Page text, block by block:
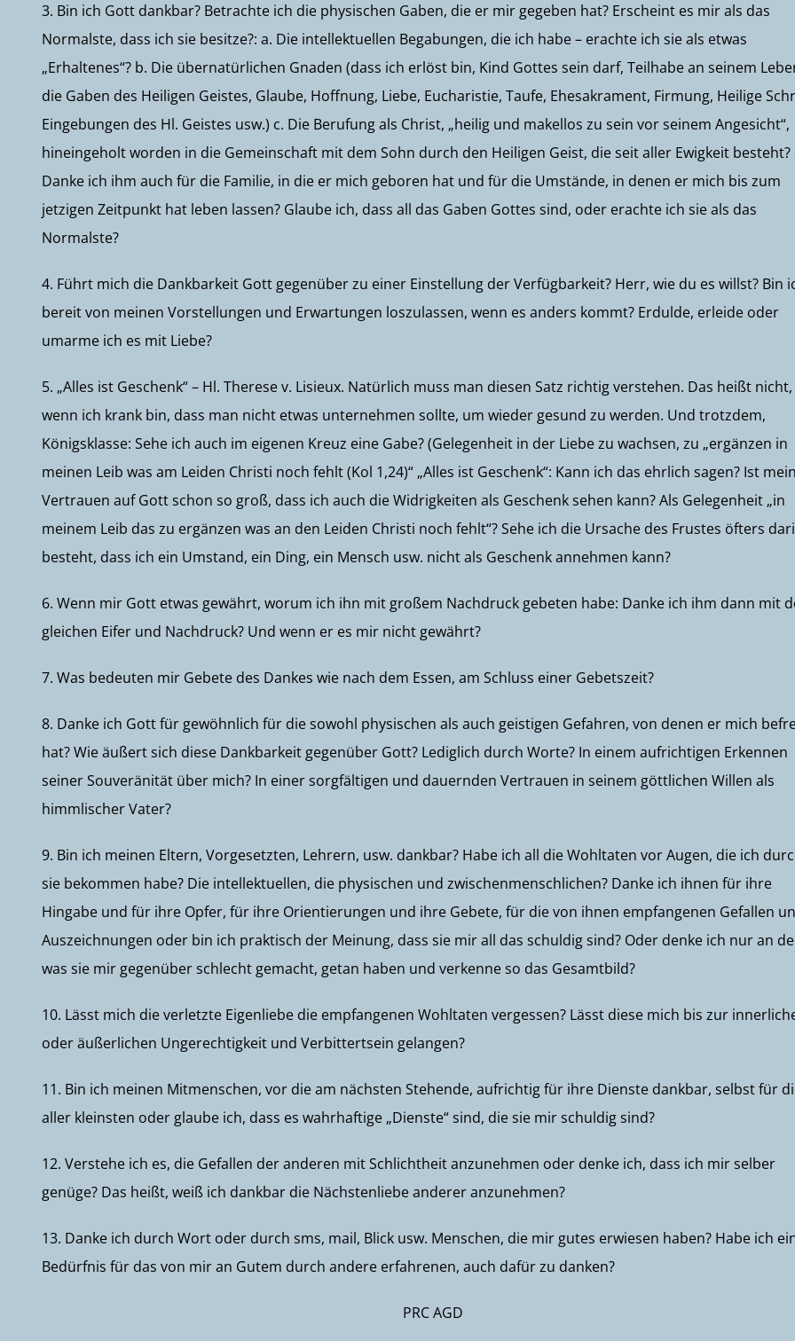
3. Bin ich Gott dankbar? Betrachte ich die physischen Gaben, die er mir gegeben hat? Erscheint es mir als das
Normalste, dass ich sie besitze?: a. Die intellektuellen Begabungen, die ich habe – erachte ich sie als etwas
„Erhaltenes“? b. Die übernatürlichen Gnaden (dass ich erlöst bin, Kind Gottes sein darf, Teilhabe an seinem
die Gaben des Heiligen Geistes, Glaube, Hoffnung, Liebe, Eucharistie, Taufe, Ehesakrament, Firmung, Heilige
Eingebungen des Hl. Geistes usw.) c. Die Berufung als Christ, „heilig und makellos zu sein vor seinem Angesicht“,
hineingeholt worden in die Gemeinschaft mit dem Sohn durch den Heiligen Geist, die seit aller Ewigkeit besteht?
Danke ich ihm auch für die Familie, in die er mich geboren hat und für die Umstände, in denen er mich bis zum
jetzigen Zeitpunkt hat leben lassen? Glaube ich, dass all das Gaben Gottes sind, oder erachte ich sie als das
Normalste?
4. Führt mich die Dankbarkeit Gott gegenüber zu einer Einstellung der Verfügbarkeit? Herr, wie du es willst? Bin
bereit von meinen Vorstellungen und Erwartungen loszulassen, wenn es anders kommt? Erdulde, erleide oder
umarme ich es mit Liebe?
5. „Alles ist Geschenk“ – Hl. Therese v. Lisieux. Natürlich muss man diesen Satz richtig verstehen. Das heißt nicht,
wenn ich krank bin, dass man nicht etwas unternehmen sollte, um wieder gesund zu werden. Und trotzdem,
Königsklasse: Sehe ich auch im eigenen Kreuz eine Gabe? (Gelegenheit in der Liebe zu wachsen, zu „ergänzen in
meinen Leib was am Leiden Christi noch fehlt (Kol 1,24)“ „Alles ist Geschenk“: Kann ich das ehrlich sagen? Ist mein
Vertrauen auf Gott schon so groß, dass ich auch die Widrigkeiten als Geschenk sehen kann? Als Gelegenheit „in
meinem Leib das zu ergänzen was an den Leiden Christi noch fehlt“? Sehe ich die Ursache des Frustes öfters
besteht, dass ich ein Umstand, ein Ding, ein Mensch usw. nicht als Geschenk annehmen kann?
6. Wenn mir Gott etwas gewährt, worum ich ihn mit großem Nachdruck gebeten habe: Danke ich ihm dann mit
gleichen Eifer und Nachdruck? Und wenn er es mir nicht gewährt?
7. Was bedeuten mir Gebete des Dankes wie nach dem Essen, am Schluss einer Gebetszeit?
8. Danke ich Gott für gewöhnlich für die sowohl physischen als auch geistigen Gefahren, von denen er mich
hat? Wie äußert sich diese Dankbarkeit gegenüber Gott? Lediglich durch Worte? In einem aufrichtigen Erkennen
seiner Souveränität über mich? In einer sorgfältigen und dauernden Vertrauen in seinem göttlichen Willen als
himmlischer Vater?
9. Bin ich meinen Eltern, Vorgesetzten, Lehrern, usw. dankbar? Habe ich all die Wohltaten vor Augen, die ich
sie bekommen habe? Die intellektuellen, die physischen und zwischenmenschlichen? Danke ich ihnen für ihre
Hingabe und für ihre Opfer, für ihre Orientierungen und ihre Gebete, für die von ihnen empfangenen Gefallen
Auszeichnungen oder bin ich praktisch der Meinung, dass sie mir all das schuldig sind? Oder denke ich nur an
was sie mir gegenüber schlecht gemacht, getan haben und verkenne so das Gesamtbild?
10. Lässt mich die verletzte Eigenliebe die empfangenen Wohltaten vergessen? Lässt diese mich bis zur
oder äußerlichen Ungerechtigkeit und Verbittertsein gelangen?
11. Bin ich meinen Mitmenschen, vor die am nächsten Stehende, aufrichtig für ihre Dienste dankbar, selbst für
aller kleinsten oder glaube ich, dass es wahrhaftige „Dienste“ sind, die sie mir schuldig sind?
12. Verstehe ich es, die Gefallen der anderen mit Schlichtheit anzunehmen oder denke ich, dass ich mir selber
genüge? Das heißt, weiß ich dankbar die Nächstenliebe anderer anzunehmen?
13. Danke ich durch Wort oder durch sms, mail, Blick usw. Menschen, die mir gutes erwiesen haben? Habe ich
Bedürfnis für das von mir an Gutem durch andere erfahrenen, auch dafür zu danken?
PRC AGD